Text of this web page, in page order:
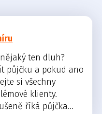
ten dluh?
půjčku a pokud ano
si všechny
klienty.
říká půjčka...